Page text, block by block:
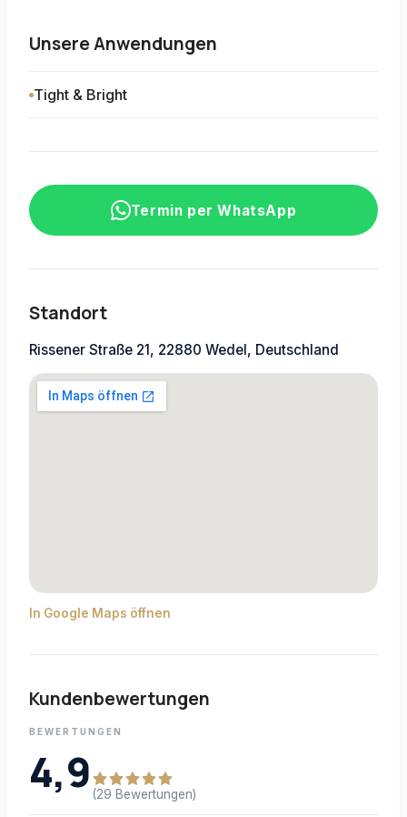
Unsere Anwendungen
Tight & Bright
Termin per WhatsApp
Standort
Rissener Straße 21, 22880 Wedel, Deutschland
In Google Maps öffnen
Kundenbewertungen
BEWERTUNGEN
4,9 (29 Bewertungen)